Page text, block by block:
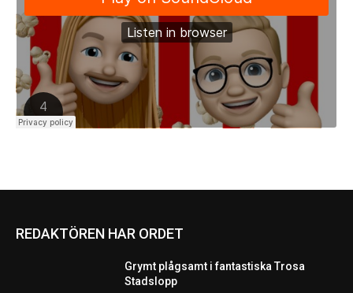
REDAKTÖREN HAR ORDET
Grymt plågsamt i fantastiska Trosa
Stadslopp